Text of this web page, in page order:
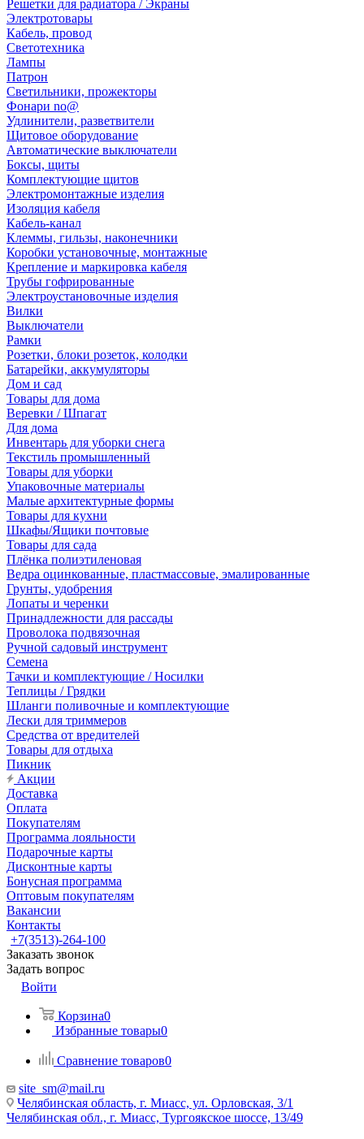
Решетки для радиатора / Экраны
Электротовары
Кабель, провод
Светотехника
Лампы
Патрон
Светильники, прожекторы
Фонари no@
Удлинители, разветвители
Щитовое оборудование
Автоматические выключатели
Боксы, щиты
Комплектующие щитов
Электромонтажные изделия
Изоляция кабеля
Кабель-канал
Клеммы, гильзы, наконечники
Коробки установочные, монтажные
Крепление и маркировка кабеля
Трубы гофрированные
Электроустановочные изделия
Вилки
Выключатели
Рамки
Розетки, блоки розеток, колодки
Батарейки, аккумуляторы
Дом и сад
Товары для дома
Веревки / Шпагат
Для дома
Инвентарь для уборки снега
Текстиль промышленный
Товары для уборки
Упаковочные материалы
Малые архитектурные формы
Товары для кухни
Шкафы/Ящики почтовые
Товары для сада
Плёнка полиэтиленовая
Ведра оцинкованные, пластмассовые, эмалированные
Грунты, удобрения
Лопаты и черенки
Принадлежности для рассады
Проволока подвязочная
Ручной садовый инструмент
Семена
Тачки и комплектующие / Носилки
Теплицы / Грядки
Шланги поливочные и комплектующие
Лески для триммеров
Средства от вредителей
Товары для отдыха
Пикник
Акции
Доставка
Оплата
Покупателям
Программа лояльности
Подарочные карты
Дисконтные карты
Бонусная программа
Оптовым покупателям
Вакансии
Контакты
+7(3513)-264-100
Заказать звонок
Задать вопрос
Войти
Корзина0
Избранные товары0
Сравнение товаров0
site_sm@mail.ru
Челябинская область, г. Миасс, ул. Орловская, 3/1
Челябинская обл., г. Миасс, Тургоякское шоссе, 13/49